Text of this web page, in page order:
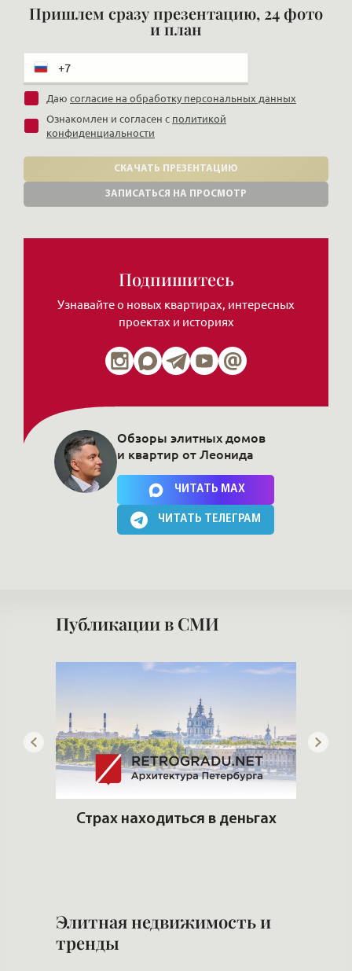
Пришлем сразу презентацию, 24 фото
и план
Даю согласие на обработку персональных данных
Ознакомлен и согласен с политикой
конфиденциальности
СКАЧАТЬ ПРЕЗЕНТАЦИЮ
ЗАПИСАТЬСЯ НА ПРОСМОТР
Подпишитесь
Узнавайте о новых квартирах, интересных
проектах и историях
Нажимая на кнопку, Вы соглашаетесь c политикой сайта
Обзоры элитных домов
и квартир от Леонида
ЧИТАТЬ MAX
ЧИТАТЬ ТЕЛЕГРАМ
Публикации в СМИ
Страх находиться в деньгах
Элитная недвижимость и
тренды